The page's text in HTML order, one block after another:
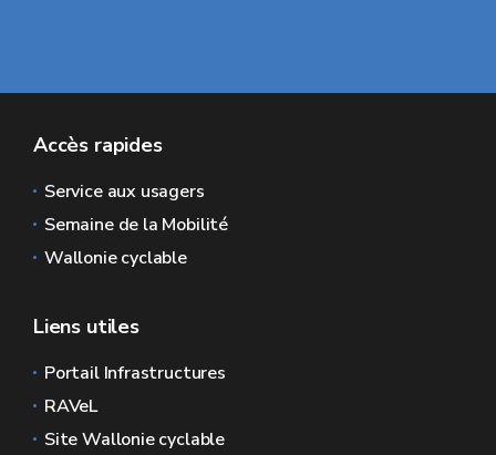
Accès rapides
Service aux usagers
Semaine de la Mobilité
Wallonie cyclable
Liens utiles
Portail Infrastructures
RAVeL
Site Wallonie cyclable